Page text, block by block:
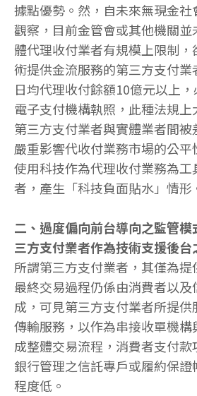
據點優勢。然，自未來無現金
觀察，目前金管會或其他機關
體代理收付業者有規模上限制
術提供金流服務的第三方支付
日均代理收付餘額10億元以上
電子支付機構執照，此種法規
第三方支付業者與實體業者間被
嚴重影響代收付業務市場的公
使用科技作為代理收付業務為
者，產生「科技負面貼水」情形
二、過度偏向前台導向之監管
三方支付業者作為技術支援後台
所謂第三方支付業者，其僅為提
最終交易過程仍係由消費者以
成，可見第三方支付業者所提
傳輸服務，以作為串接收單機
成整體交易流程，消費者支付
銀行管理之信託專戶或履約保
程度低。